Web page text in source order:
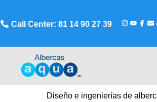
Call Center: 81 14 90 27 39
Diseño e ingenierías de